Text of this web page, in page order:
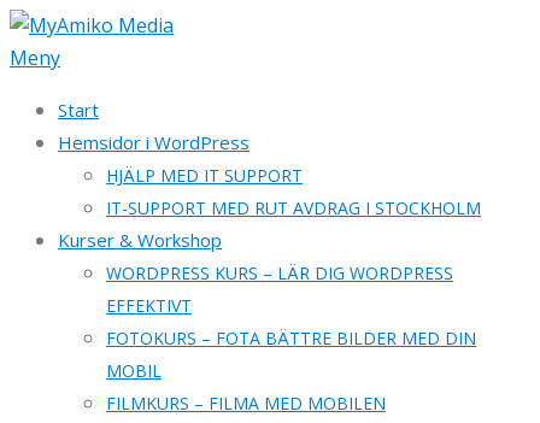
Hoppa
till
Meny
Start
Hemsidor i WordPress
HJÄLP MED IT SUPPORT
IT-SUPPORT MED RUT AVDRAG I STOCKHOLM
Kurser & Workshop
WORDPRESS KURS – LÄR DIG WORDPRESS
EFFEKTIVT
FOTOKURS – FOTA BÄTTRE BILDER MED DIN
MOBIL
FILMKURS – FILMA MED MOBILEN